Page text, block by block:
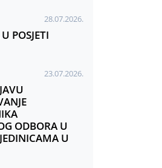
28.07.2026.
POSJETI
23.07.2026.
ODBORA U
U